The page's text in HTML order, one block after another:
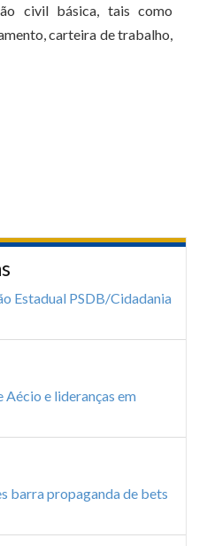
civil básica, tais como
carteira de trabalho,
Estadual PSDB/Cidadania
Aécio e lideranças em
barra propaganda de bets